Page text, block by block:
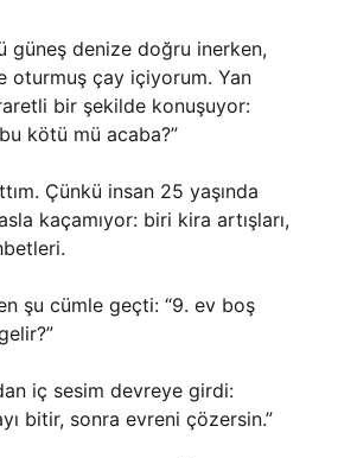
güneş denize doğru inerken,
oturmuş çay içiyorum. Yan
bir şekilde konuşuyor:
kötü mü acaba?”
Çünkü insan 25 yaşında
kaçamıyor: biri kira artışları,
şu cümle geçti: “9. ev boş
iç sesim devreye girdi:
bitir, sonra evreni çözersin.”